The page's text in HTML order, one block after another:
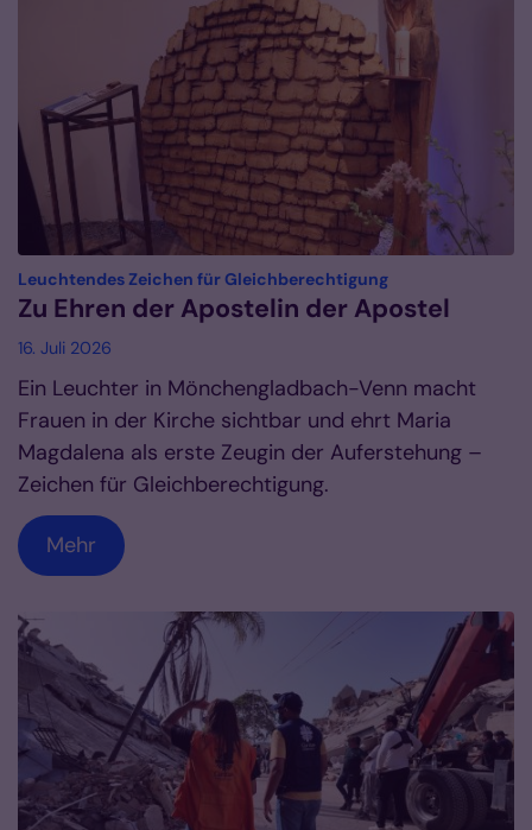
Leuchtendes Zeichen für Gleichberechtigung:
Zu Ehren der Apostelin der Apostel
16. Juli 2026
Ein Leuchter in Mönchengladbach-Venn macht
Frauen in der Kirche sichtbar und ehrt Maria
Magdalena als erste Zeugin der Auferstehung –
Zeichen für Gleichberechtigung.
Mehr